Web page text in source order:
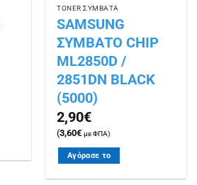
ΤΟΝΕR ΣΥΜΒΑΤΑ
SAMSUNG
ΣΥΜΒΑΤΟ CHIP
ML2850D /
2851DN BLACK
(5000)
2,90€
(3,60€ με ΦΠΑ)
Αγόρασε το